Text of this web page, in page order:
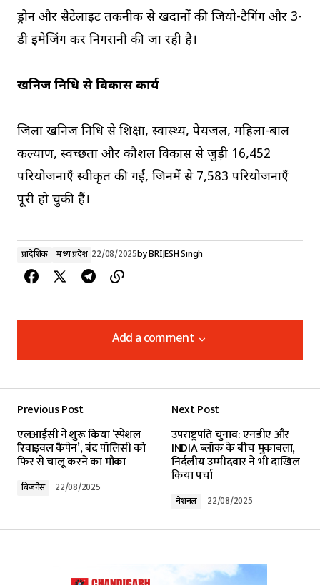
ड्रोन और सैटेलाइट तकनीक से खदानों की जियो-टैगिंग और 3-
डी इमेजिंग कर निगरानी की जा रही है।
खनिज निधि से विकास कार्य
जिला खनिज निधि से शिक्षा, स्वास्थ्य, पेयजल, महिला-बाल
कल्याण, स्वच्छता और कौशल विकास से जुड़ी 16,452
परियोजनाएँ स्वीकृत की गईं, जिनमें से 7,583 परियोजनाएँ
पूरी हो चुकी हैं।
प्रादेशिक मध्य प्रदेश 22/08/2025byBRIJESH Singh
Add a comment
Add a comment
Required fields are marked*
Previous Post
एलआईसी ने शुरू किया ‘स्पेशल
रिवाइवल कैंपेन’, बंद पॉलिसी को
फिर से चालू करने का मौका
बिजनेस 22/08/2025
Next Post
उपराष्ट्रपति चुनाव: एनडीए और
INDIA ब्लॉक के बीच मुकाबला,
निर्दलीय उम्मीदवार ने भी दाखिल
किया पर्चा
नेशनल 22/08/2025